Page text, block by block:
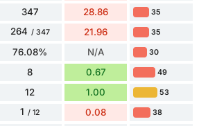
347 28.86 35
264 / 347 21.96 35
76.08% N/A 30
8 0.67 49
12 1.00 53
1 / 12 0.08 38